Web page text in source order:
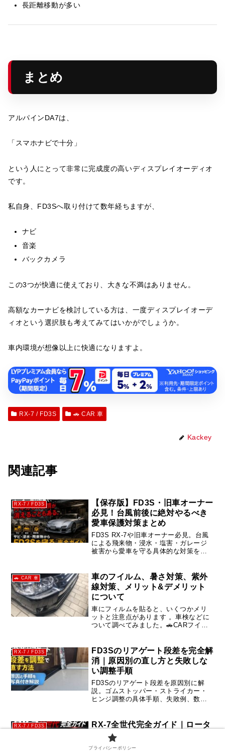
長距離移動が多い
まとめ
アルパインDA7は、
「スマホナビで十分」
という人にとって非常に完成度の高いディスプレイオーディオ
です。
私自身、FD3Sへ取り付けて数年経ちますが、
ナビ
音楽
バックカメラ
この3つが快適に使えており、大きな不満はありません。
高額なカーナビを検討している方は、一度ディスプレイオーデ
ィオという選択肢も考えてみてはいかがでしょうか。
車内環境が想像以上に快適になりますよ。
RX-7 / FD3S 🚗 CAR 車
Kackey
関連記事
RX-7 / FD3S
【保存版】FD3S・旧車オーナー
必見！台風前後に絶対やるべき
愛車保護対策まとめ
FD3S RX-7や旧車オーナー必見。台風
による飛来物・浸水・塩害・ガレージ
被害から愛車を守る具体的な対策を徹
ます。
🚗 CAR 車
車のフイルム、暑さ対策、紫外
線対策、メリット&デメリット
について
車にフィルムを貼ると、いくつかメリ
ットと注意点があります 。車検などに
ついて調べてみました。🚗CARフイル
線を大幅にカットし、内装や肌を守る•
プライバシー保護：車...
RX-7 / FD3S
FD3Sのリアゲート段差を完全解
消｜原因別の直し方と失敗しな
い調整手順
FD3Sのリアゲート段差を原因別に解
説。ゴムストッパー・ストライカー・
ヒンジ調整の具体手順、失敗例、数値
RX-7 / FD3S
RX-7全世代完全ガイド｜ロータ
リー伝説を徹底解説
RX-7はなぜ今も世界中で愛され続ける
プライバシーポリシー